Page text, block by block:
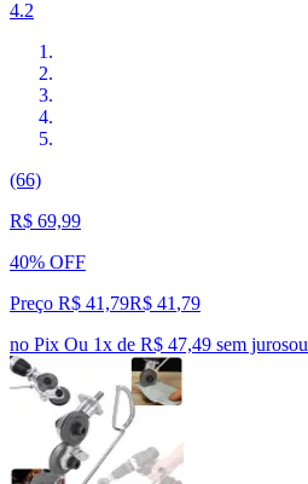
4.2
(66)
R$ 69,99
40% OFF
Preço R$ 41,79R$ 41 ,79
no Pix Ou 1x de R$ 47,49 sem jurosou